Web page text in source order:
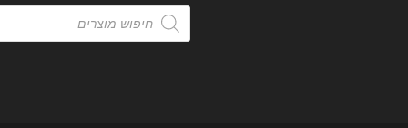
Products
search